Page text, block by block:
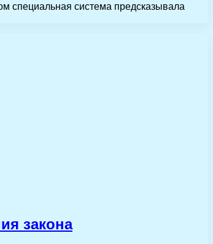
специальная система предсказывала
закона